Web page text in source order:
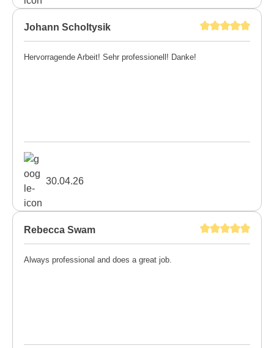
Johann Scholtysik
Hervorragende Arbeit! Sehr professionell! Danke!
30.04.26
Rebecca Swam
Always professional and does a great job.